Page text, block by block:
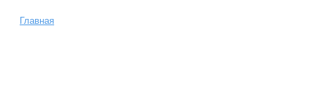
Главная